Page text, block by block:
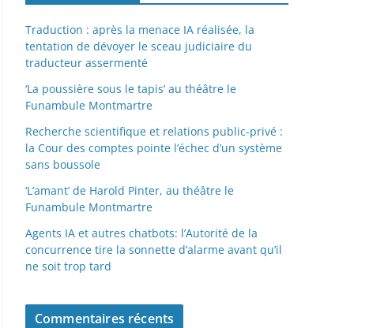
Traduction : après la menace IA réalisée, la
tentation de dévoyer le sceau judiciaire du
traducteur assermenté
‘La poussière sous le tapis’ au théâtre le
Funambule Montmartre
Recherche scientifique et relations public-privé :
la Cour des comptes pointe l’échec d’un système
sans boussole
‘L’amant’ de Harold Pinter, au théâtre le
Funambule Montmartre
Agents IA et autres chatbots: l’Autorité de la
concurrence tire la sonnette d’alarme avant qu’il
ne soit trop tard
Commentaires récents